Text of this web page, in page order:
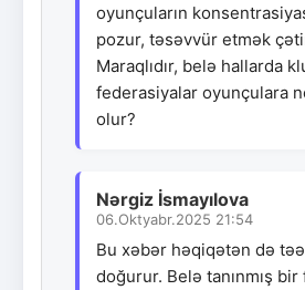
oyunçuların
pozur, təsəvvür etmək
Maraqlıdır, belə hallarda
federasiyalar oyunçulara
olur?
Nərgiz İsmayılova
06.Oktyabr.2025 21:54
Bu xəbər həqiqətən də
doğurur. Belə tanınmış